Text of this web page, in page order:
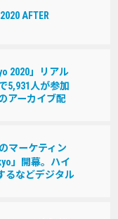
AFTER
2020」リアル
5,931⼈が参加
アーカイブ配
マーケティン
」開幕。ハイ
るなどデジタル